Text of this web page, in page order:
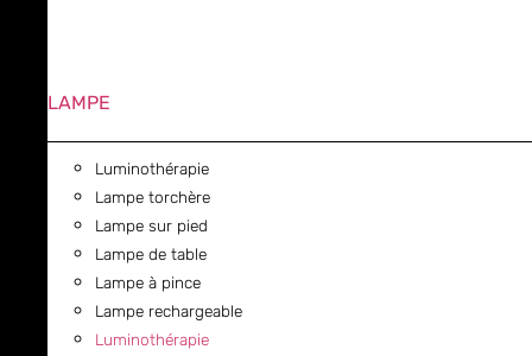
LAMPE
Luminothérapie
Lampe torchère
Lampe sur pied
Lampe de table
Lampe à pince
Lampe rechargeable
Luminothérapie